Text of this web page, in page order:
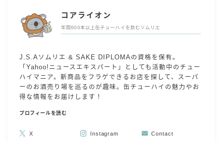
オリオンビール
WATTA
natura WATTA
ちゅらWATTA
合同酒精
コアライオン
年間600本以上缶チューハイを飲むソムリエ
J.S.Aソムリエ & SAKE DIPLOMAの資格を保有。
「Yahoo!ニュースエキスパート」としても活動中のチュー
ハイマニア。新商品をフラゲできるお店を探して、スーパ
ーのお酒売り場を巡るのが趣味。缶チューハイの魅力やお
得な情報をお届けします！
プロフィールを読む
X Instagram Contact